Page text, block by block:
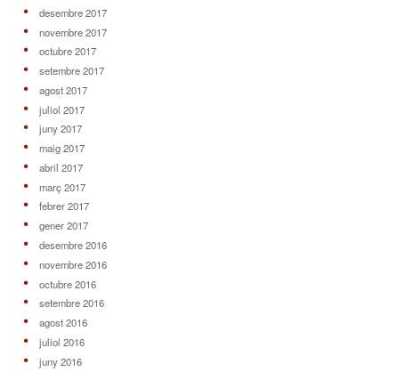
desembre 2017
novembre 2017
octubre 2017
setembre 2017
agost 2017
juliol 2017
juny 2017
maig 2017
abril 2017
març 2017
febrer 2017
gener 2017
desembre 2016
novembre 2016
octubre 2016
setembre 2016
agost 2016
juliol 2016
juny 2016